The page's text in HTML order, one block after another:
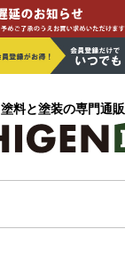
塗料と塗装の専門通販